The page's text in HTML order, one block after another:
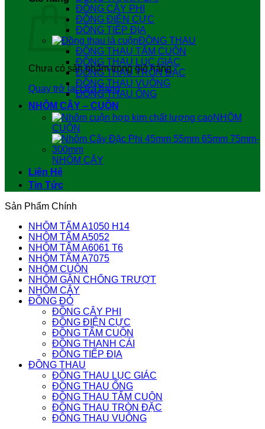
Chưa có sản phẩm trong giỏ hàng.
Quay trở lại cửa hàng
ĐỒNG CÂY PHI
ĐỒNG ĐIỆN CỰC
ĐỒNG TIẾP ĐỊA
ĐỒNG THAU
ĐỒNG THAU TẤM CUỘN
ĐỒNG THAU LỤC GIÁC
ĐỒNG THAU TRÒN ĐẶC
ĐỒNG THAU VUÔNG
ĐỒNG THAU ỐNG
NHÔM CÂY – CUỘN
NHÔM
CUỘN
NHÔM CÂY
Liên Hệ
Tin Tức
Sản Phẩm Chính
NHÔM TẤM A1050 H14
NHÔM TẤM A5052
NHÔM TẤM A6061 T6
NHÔM TẤM A7075
NHÔM CUỘN
NHÔM GÂN CHỐNG TRƯỢT
NHÔM CÂY
ĐỒNG ĐỎ
ĐỒNG CÂY PHI
ĐỒNG ĐIỆN CỰC
ĐỒNG TẤM CUỘN
ĐỒNG THANH CÁI
ĐỒNG TIẾP ĐỊA
ĐỒNG THAU
ĐỒNG THAU LỤC GIÁC
ĐỒNG THAU ỐNG
ĐỒNG THAU TẤM CUỘN
ĐỒNG THAU TRÒN ĐẶC
ĐỒNG THAU VUÔNG